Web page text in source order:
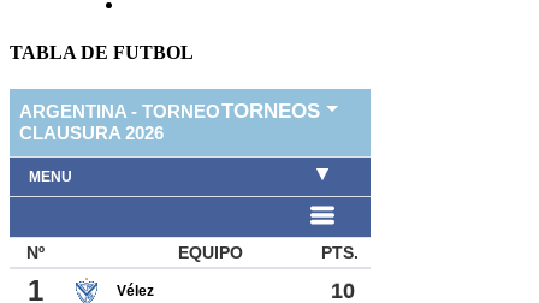
TABLA DE FUTBOL